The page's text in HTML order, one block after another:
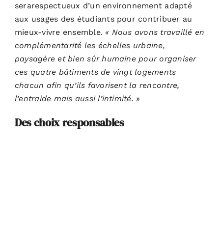
serarespectueux d’un environnement adapté
aux usages des étudiants pour contribuer au
mieux-vivre ensemble. « Nous avons travaillé en
complémentarité les échelles urbaine,
paysagère et bien sûr humaine pour organiser
ces quatre bâtiments de vingt logements
chacun afin qu’ils favorisent la rencontre,
l’entraide mais aussi l’intimité. »
Des choix responsables